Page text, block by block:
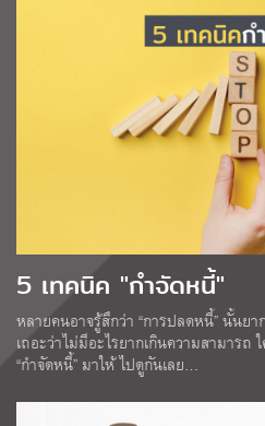
5 เทคนิค "กำจัดหนี้"
หลายคนอาจรู้สึกว่า “การปลดหนี้” นั้นยา
เถอะว่าไม่มีอะไรยากเกินความสามารถ
“กำจัดหนี้” มาให้ ไปดูกันเลย…